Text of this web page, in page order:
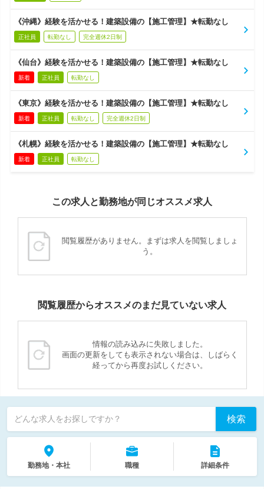
《沖縄》経験を活かせる！建築設備の【施工管理】★転勤なし
正社員 転勤なし 完全週休2日制
《仙台》経験を活かせる！建築設備の【施工管理】★転勤なし
新着 正社員 転勤なし
《東京》経験を活かせる！建築設備の【施工管理】★転勤なし
新着 正社員 転勤なし 完全週休2日制
《札幌》経験を活かせる！建築設備の【施工管理】★転勤なし
新着 正社員 転勤なし
この求人と勤務地が同じオススメ求人
閲覧履歴がありません。まずは求人を閲覧しましょ
う。
閲覧履歴からオススメのまだ見ていない求人
情報の読み込みに失敗しました。
画面の更新をしても表示されない場合は、しばらく
経ってから再度お試しください。
どんな求人をお探しですか？ 検索
勤務地・本社 職種 詳細条件